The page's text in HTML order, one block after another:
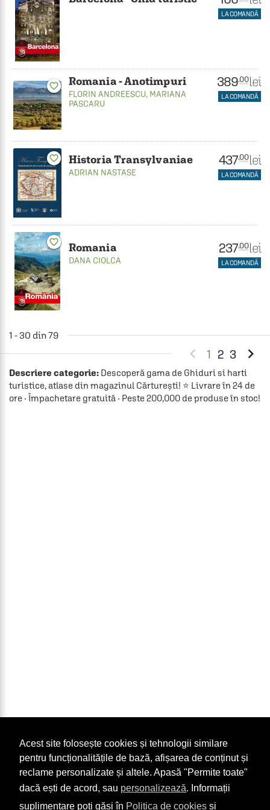
Acest site folosește cookies și tehnologii similare
pentru funcționalitățile de bază, afișarea de conținut și
reclame personalizate și altele. Apasă "Permite toate"
dacă ești de acord, sau personalizează. Informații
suplimentare poți găsi în Politica de cookies și
LA COMANDĂ
favorite_border Romania - Anotimpuri
FLORIN ANDREESCU, MARIANA
PASCARU
389.00 lei
LA COMANDĂ
favorite_border Historia Transylvaniae
ADRIAN NASTASE
437.00 lei
LA COMANDĂ
favorite_border Romania
DANA CIOLCA
237.00 lei
LA COMANDĂ
1 - 30 din 79
 1 2 3 
Descriere categorie: Descoperă gama de Ghiduri si harti
turistice, atlase din magazinul Cărturești! ⭐ Livrare în 24 de
ore · Împachetare gratuită · Peste 200,000 de produse în stoc!